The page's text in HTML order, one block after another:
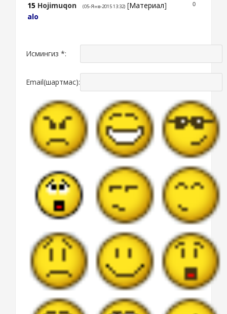
0
15 Hojimuqon (05-Янв-2015 13:32) [Материал]
alo
Исмингиз *:
Email(шартмас):